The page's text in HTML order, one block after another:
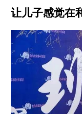
让儿子感觉在